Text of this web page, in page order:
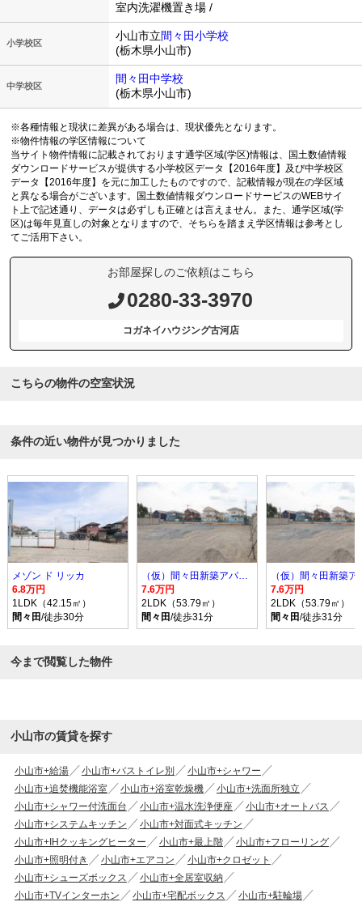
室内洗濯機置き場 /
小学校区
小山市立間々田小学校
(栃木県小山市)
中学校区
間々田中学校
(栃木県小山市)
※各種情報と現状に差異がある場合は、現状優先となります。
※物件情報の学区情報について
当サイト物件情報に記載されております通学区域(学区)情報は、国土数値情報
ダウンロードサービスが提供する小学校区データ【2016年度】及び中学校区
データ【2016年度】を元に加工したものですので、記載情報が現在の学区域
と異なる場合がございます。国土数値情報ダウンロードサービスのWEBサイ
ト上で記述通り、データは必ずしも正確とは言えません。また、通学区域(学
区)は毎年見直しの対象となりますので、そちらを踏まえ学区情報は参考とし
てご活用下さい。
お部屋探しのご依頼はこちら
0280-33-3970
コガネイハウジング古河店
こちらの物件の空室状況
条件の近い物件が見つかりました
メゾン ド リッカ
6.8万円
1LDK（42.15㎡）
間々田/徒歩30分
（仮）間々田新築アパート
7.6万円
2LDK（53.79㎡）
間々田/徒歩31分
7.6万円
2LDK（53.79㎡）
間々田/徒歩31分
今まで閲覧した物件
小山市の賃貸を探す
小山市+給湯 小山市+バストイレ別
小山市+シャワー
小山市+追焚機能浴室
小山市+浴室乾燥機
小山市+洗面所独立
小山市+シャワー付洗面台
小山市+温水洗浄便座
小山市+オートバス
小山市+システムキッチン
小山市+対面式キッチン
小山市+IHクッキングヒーター
小山市+最上階
小山市+フローリング
小山市+照明付き
小山市+エアコン
小山市+クロゼット
小山市+シューズボックス
小山市+全居室収納
小山市+TVインターホン
小山市+宅配ボックス
小山市+駐輪場